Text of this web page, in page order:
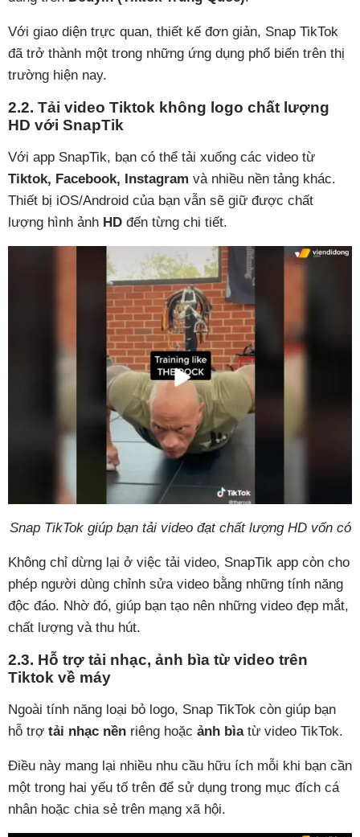
Với giao diện trực quan, thiết kế đơn giản, Snap TikTok
đã trở thành một trong những ứng dụng phổ biến trên thị
trường hiện nay.
2.2. Tải video Tiktok không logo chất lượng
HD với SnapTik
Với app SnapTik, bạn có thể tải xuống các video từ
Tiktok, Facebook, Instagram và nhiều nền tảng khác.
Thiết bị iOS/Android của bạn vẫn sẽ giữ được chất
lượng hình ảnh HD đến từng chi tiết.
Snap TikTok giúp bạn tải video đạt chất lượng HD vốn có
Không chỉ dừng lại ở việc tải video, SnapTik app còn cho
phép người dùng chỉnh sửa video bằng những tính năng
độc đáo. Nhờ đó, giúp bạn tạo nên những video đẹp mắt,
chất lượng và thu hút.
2.3. Hỗ trợ tải nhạc, ảnh bìa từ video trên
Tiktok về máy
Ngoài tính năng loại bỏ logo, Snap TikTok còn giúp bạn
hỗ trợ tải nhạc nền riêng hoặc ảnh bìa từ video TikTok.
Điều này mang lại nhiều nhu cầu hữu ích mỗi khi bạn cần
một trong hai yếu tố trên để sử dụng trong mục đích cá
nhân hoặc chia sẻ trên mạng xã hội.